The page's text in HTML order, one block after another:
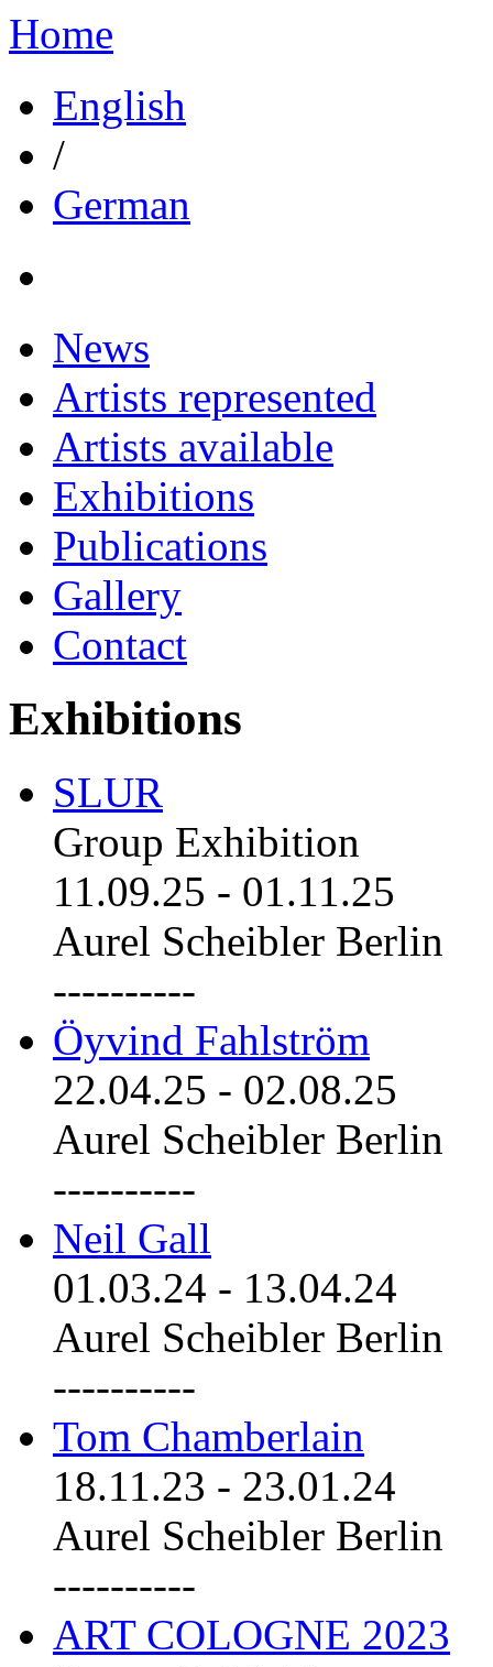
Home
English
/
German
News
Artists represented
Artists available
Exhibitions
Publications
Gallery
Contact
Exhibitions
SLUR
Group Exhibition
11.09.25 - 01.11.25
Aurel Scheibler Berlin
----------
Öyvind Fahlström
22.04.25 - 02.08.25
Aurel Scheibler Berlin
----------
Neil Gall
01.03.24 - 13.04.24
Aurel Scheibler Berlin
----------
Tom Chamberlain
18.11.23 - 23.01.24
Aurel Scheibler Berlin
----------
ART COLOGNE 2023